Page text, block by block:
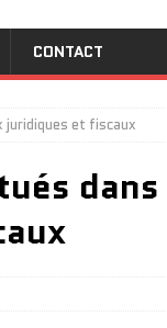
CONTACT
juridiques et fiscaux